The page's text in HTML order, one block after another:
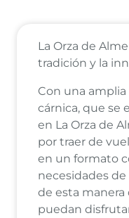
La Orza de
tradición y la
Con una
cárnica, que se
en La Orza de
por traer de
en un formato
necesidades
de esta
puedan